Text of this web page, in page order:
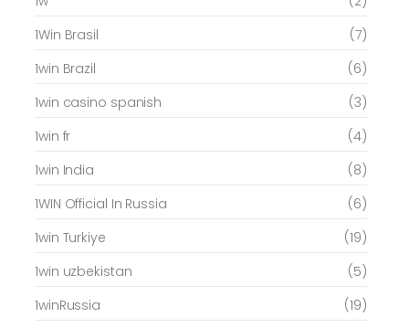
1Win Brasil
(7)
1win Brazil
(6)
1win casino spanish
(3)
1win fr
(4)
1win India
(8)
1WIN Official In Russia
(6)
1win Turkiye
(19)
1win uzbekistan
(5)
1winRussia
(19)